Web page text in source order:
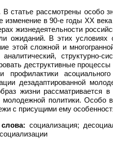
В статье рассмотрены особо
изменение в 90-е годы XX
жизнедеятельности
ожиданий. В этих условиях
этой сложной и
структурно-
деструктивные
и профилактики
дезадаптированной
жизни рассматривается
молодежной политики. Особо
с присущими ему
социализация;